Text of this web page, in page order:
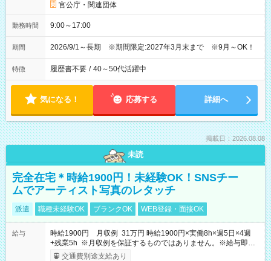
官公庁・関連団体
勤務時間 9:00～17:00
期間 2026/9/1～長期 ※期間限定:2027年3月末まで ※9月～OK！
特徴 履歴書不要 / 40～50代活躍中
気になる！ 応募する 詳細へ
掲載日：2026.08.08
未読
完全在宅＊時給1900円！未経験OK！SNSチー
ムでアーティスト写真のレタッチ
派遣 職種未経験OK ブランクOK WEB登録・面接OK
給与
時給1900円 月収例 31万円 時給1900円×実働8h×週5日×4週
+残業5h ※月収例を保証するものではありません。※給与即受
取りサービス利用可（利用条件有）
交通費別途支給あり